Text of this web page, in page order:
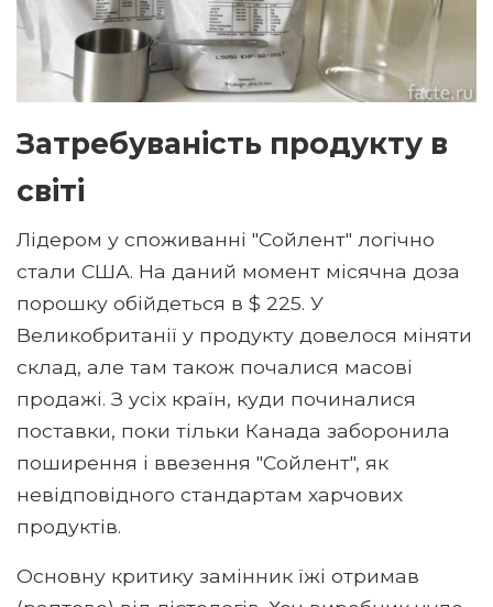
Затребуваність продукту в
світі
Лідером у споживанні "Сойлент" логічно
стали США. На даний момент місячна доза
порошку обійдеться в $ 225. У
Великобританії у продукту довелося міняти
склад, але там також почалися масові
продажі. З усіх країн, куди починалися
поставки, поки тільки Канада заборонила
поширення і ввезення "Сойлент", як
невідповідного стандартам харчових
продуктів.
Основну критику замінник їжі отримав